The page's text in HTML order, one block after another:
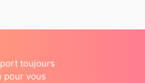
toujours
pour vous